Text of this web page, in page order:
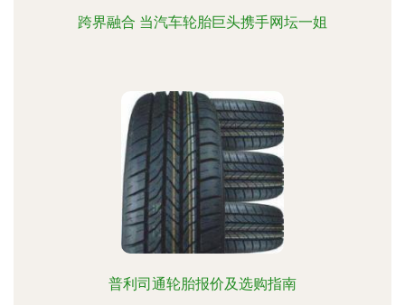
跨界融合 当汽车轮胎巨头携手网坛一姐
普利司通轮胎报价及选购指南